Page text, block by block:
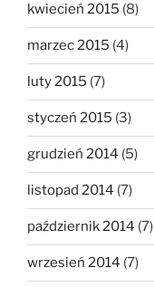
kwiecień 2015 (8)
marzec 2015 (4)
luty 2015 (7)
styczeń 2015 (3)
grudzień 2014 (5)
listopad 2014 (7)
październik 2014 (7)
wrzesień 2014 (7)